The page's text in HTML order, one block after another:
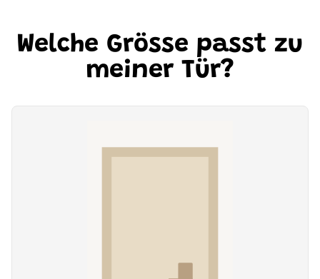
Welche Grösse passt zu
meiner Tür?